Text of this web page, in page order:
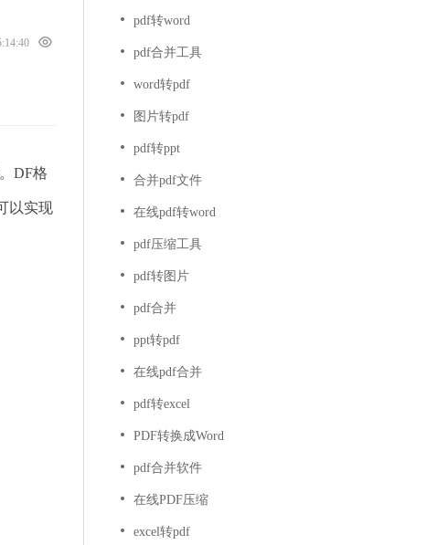
DF格
以实现
pdf转word
pdf合并工具
word转pdf
图片转pdf
pdf转ppt
合并pdf文件
在线pdf转word
pdf压缩工具
pdf转图片
pdf合并
ppt转pdf
在线pdf合并
pdf转excel
PDF转换成Word
pdf合并软件
在线PDF压缩
excel转pdf